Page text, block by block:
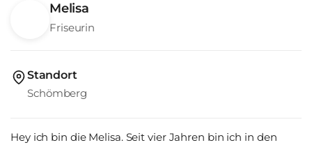
Melisa
Friseurin
Standort
Schömberg
Hey ich bin die Melisa. Seit vier Jahren bin ich in den